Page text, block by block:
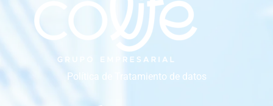
Política de Tratamiento de datos